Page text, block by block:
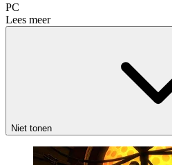
PC
Lees meer
Niet tonen